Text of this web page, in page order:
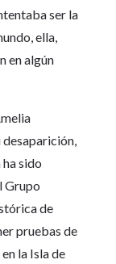
ser la
ella,
en algún
desaparición,
sido
Grupo
de
pruebas de
la Isla de